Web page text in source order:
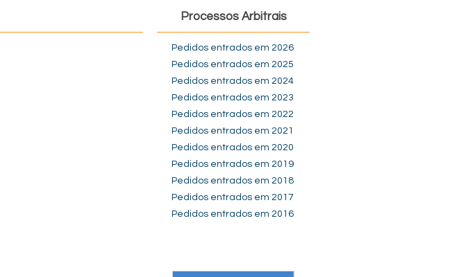
Processos Arbitrais
Pedidos entrados em 2026
Pedidos entrados em 2025
Pedidos entrados em 2024
Pedidos entrados em 2023
Pedidos entrados em 2022
Pedidos entrados em 2021
Pedidos entrados em 2020
Pedidos entrados em 2019
Pedidos entrados em 2018
Pedidos entrados em 2017
Pedidos entrados em 2016